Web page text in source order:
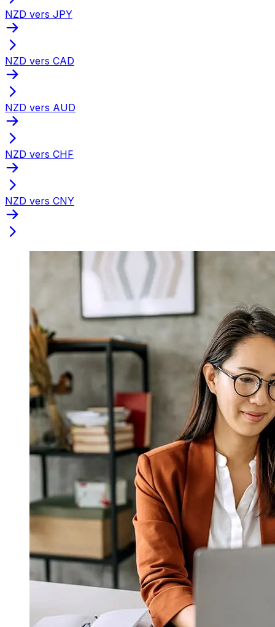
NZD vers JPY
NZD vers CAD
NZD vers AUD
NZD vers CHF
NZD vers CNY